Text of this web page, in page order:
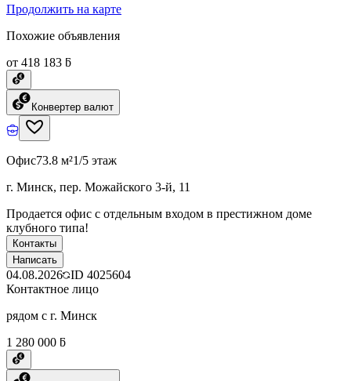
Продолжить на карте
Похожие объявления
от 418 183 ƃ
Конвертер валют
Офис73.8 м²1/5 этаж
г. Минск, пер. Можайского 3-й, 11
Продается офис с отдельным входом в престижном доме
клубного типа!
Контакты
Написать
04.08.2026 ID 4025604
Контактное лицо
рядом с г. Минск
1 280 000 ƃ